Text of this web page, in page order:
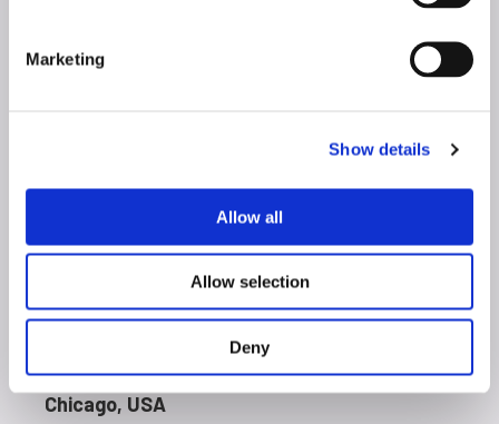
Marketing
Show details
Allow all
Allow selection
Deny
22.-25. Juni 2026
Nord-Gebäude, Stand #19023
Chicago, USA